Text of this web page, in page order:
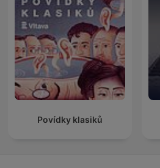
Povídky klasiků